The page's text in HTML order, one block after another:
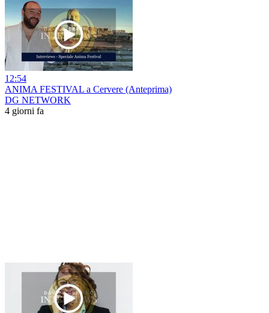
12:54
ANIMA FESTIVAL a Cervere (Anteprima)
DG NETWORK
4 giorni fa